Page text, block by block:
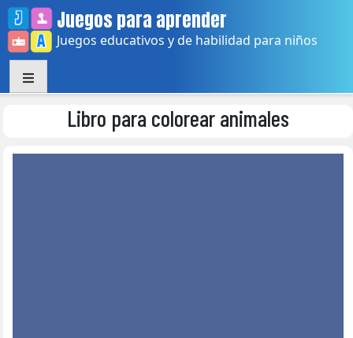
Skip
to
content
Juegos para aprender
Juegos educativos y de habilidad para niños
Libro para colorear animales